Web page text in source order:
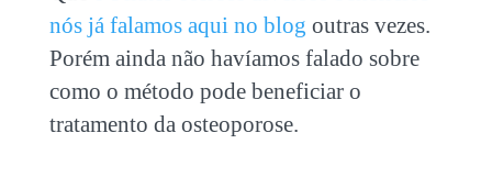
nós já falamos aqui no blog outras vezes.
Porém ainda não havíamos falado sobre
como o método pode beneficiar o
tratamento da osteoporose.